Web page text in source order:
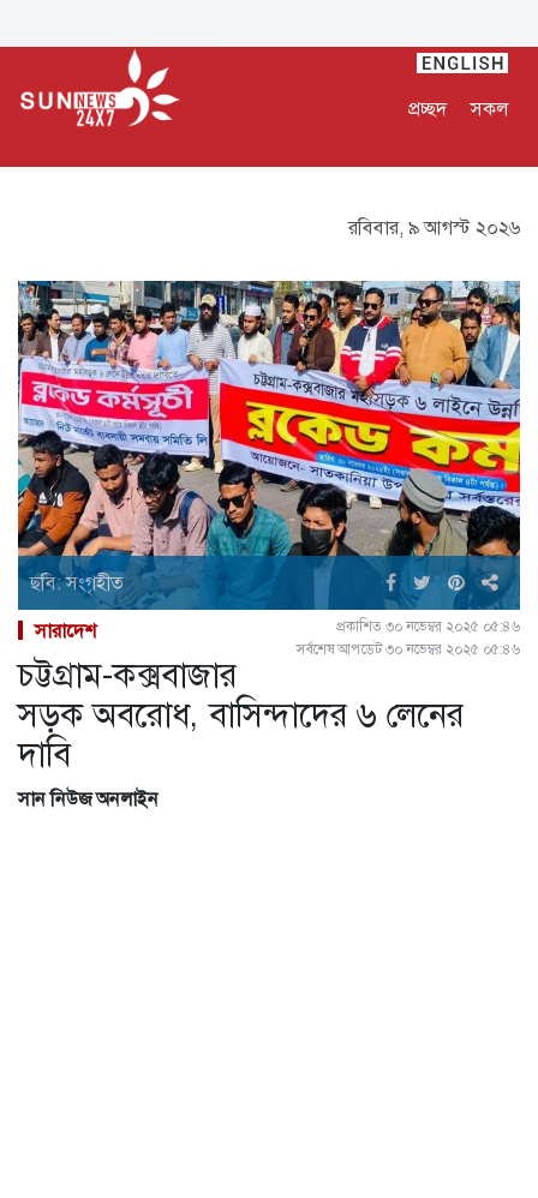
প্রচ্ছদ সকল
রবিবার, ৯ আগস্ট ২০২৬
ছবি: সংগৃহীত
সারাদেশ
প্রকাশিত ৩০ নভেম্বর ২০২৫ ০৫:৪৬
সর্বশেষ আপডেট ৩০ নভেম্বর ২০২৫ ০৫:৪৬
চট্টগ্রাম-কক্সবাজার
সড়ক অবরোধ, বাসিন্দাদের ৬ লেনের
দাবি
সান নিউজ অনলাইন